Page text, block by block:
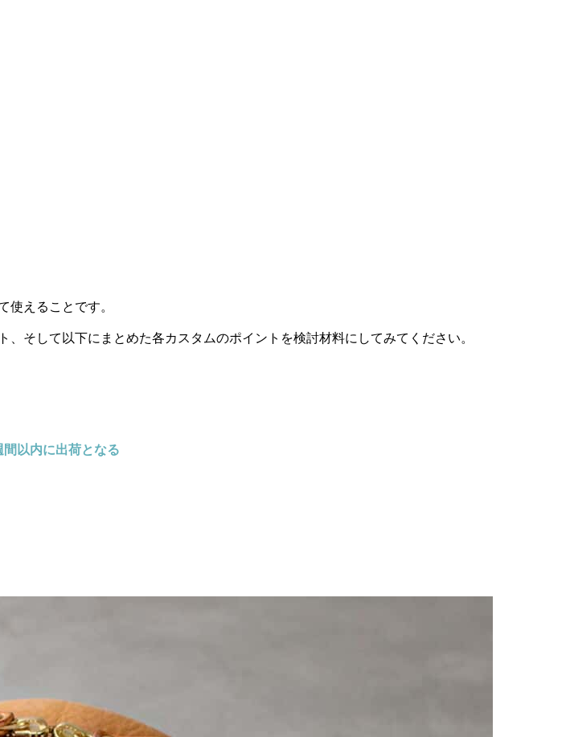
使えることです。
そして以下にまとめた各カスタムのポイントを検討材料にしてみてください。
以内に出荷となる